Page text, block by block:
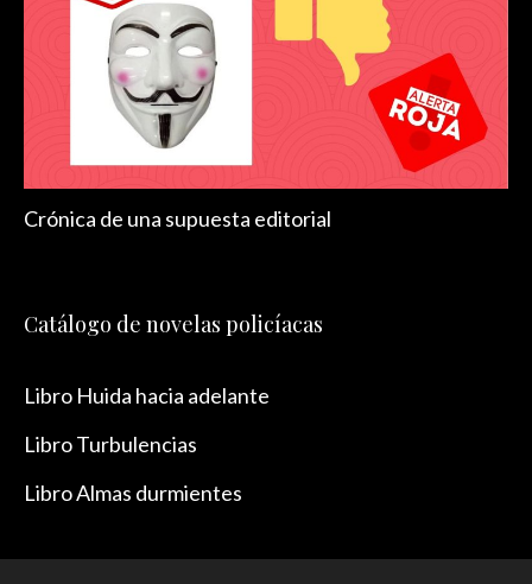
Crónica de una supuesta editorial
Catálogo de novelas policíacas
Libro Huida hacia adelante
Libro Turbulencias
Libro Almas durmientes